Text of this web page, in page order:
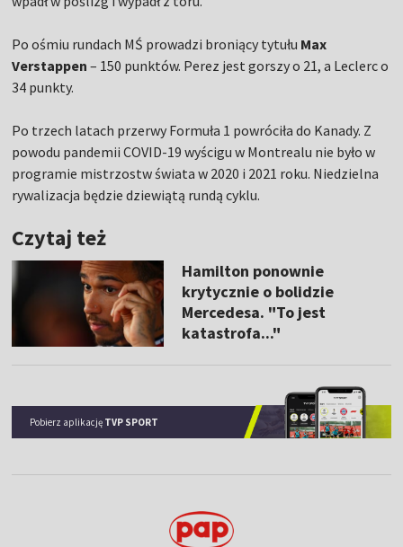
Po ośmiu rundach MŚ prowadzi broniący tytułu Max
Verstappen – 150 punktów. Perez jest gorszy o 21, a Leclerc o
34 punkty.
Po trzech latach przerwy Formuła 1 powróciła do Kanady. Z
powodu pandemii COVID-19 wyścigu w Montrealu nie było w
programie mistrzostw świata w 2020 i 2021 roku. Niedzielna
rywalizacja będzie dziewiątą rundą cyklu.
Czytaj też
Hamilton ponownie
krytycznie o bolidzie
Mercedesa. "To jest
katastrofa..."
Pobierz aplikację TVP SPORT